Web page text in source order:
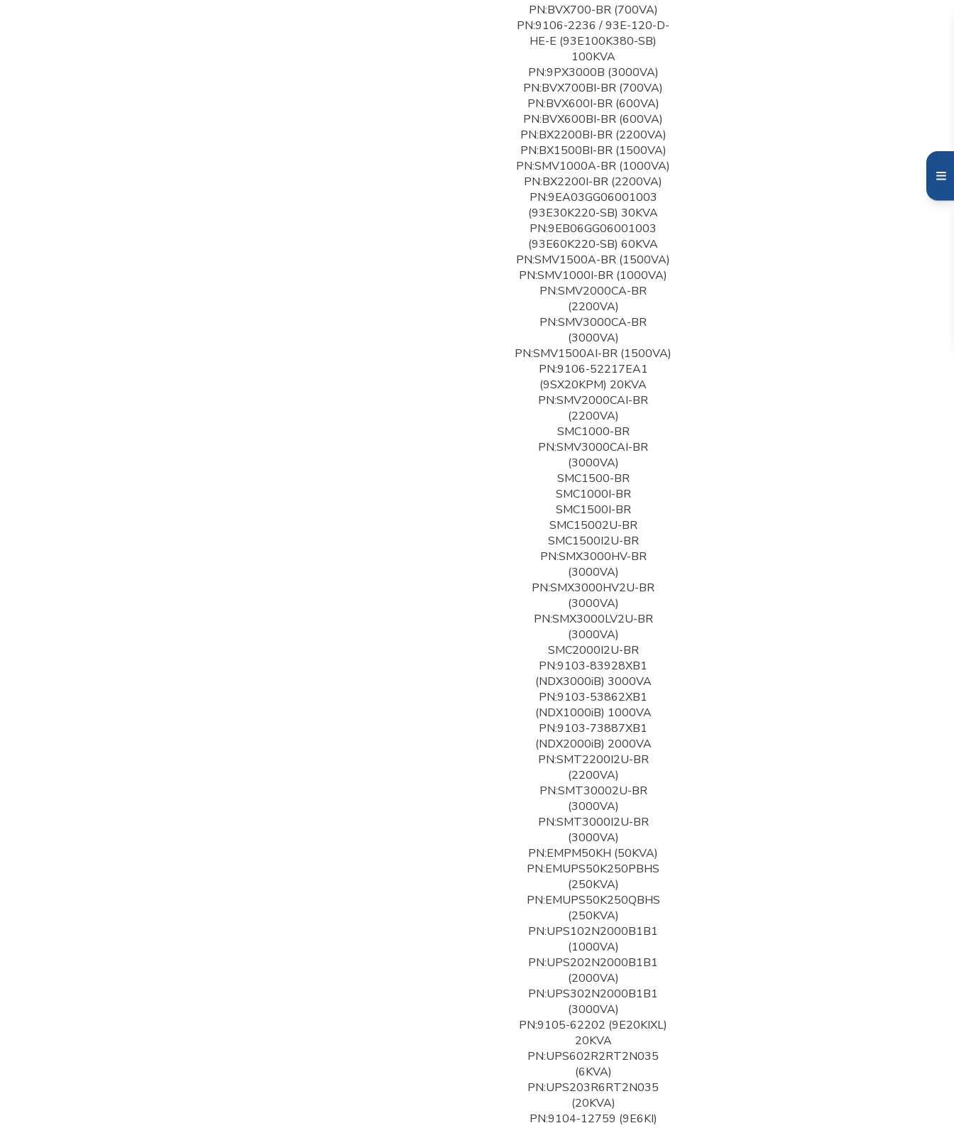
PN:BVX700-BR (700VA)
PN:9106-2236 / 93E-120-D-
HE-E (93E100K380-SB)
100KVA
PN:9PX3000B (3000VA)
PN:BVX700BI-BR (700VA)
PN:BVX600I-BR (600VA)
PN:BVX600BI-BR (600VA)
PN:BX2200BI-BR (2200VA)
PN:BX1500BI-BR (1500VA)
PN:SMV1000A-BR (1000VA)
PN:BX2200I-BR (2200VA)
PN:9EA03GG06001003
(93E30K220-SB) 30KVA
PN:9EB06GG06001003
(93E60K220-SB) 60KVA
PN:SMV1500A-BR (1500VA)
PN:SMV1000I-BR (1000VA)
PN:SMV2000CA-BR
(2200VA)
PN:SMV3000CA-BR
(3000VA)
PN:SMV1500AI-BR (1500VA)
PN:9106-52217EA1
(9SX20KPM) 20KVA
PN:SMV2000CAI-BR
(2200VA)
SMC1000-BR
PN:SMV3000CAI-BR
(3000VA)
SMC1500-BR
SMC1000I-BR
SMC1500I-BR
SMC15002U-BR
SMC1500I2U-BR
PN:SMX3000HV-BR
(3000VA)
PN:SMX3000HV2U-BR
(3000VA)
PN:SMX3000LV2U-BR
(3000VA)
SMC2000I2U-BR
PN:9103-83928XB1
(NDX3000iB) 3000VA
PN:9103-53862XB1
(NDX1000iB) 1000VA
PN:9103-73887XB1
(NDX2000iB) 2000VA
PN:SMT2200I2U-BR
(2200VA)
PN:SMT30002U-BR
(3000VA)
PN:SMT3000I2U-BR
(3000VA)
PN:EMPM50KH (50KVA)
PN:EMUPS50K250PBHS
(250KVA)
PN:EMUPS50K250QBHS
(250KVA)
PN:UPS102N2000B1B1
(1000VA)
PN:UPS202N2000B1B1
(2000VA)
PN:UPS302N2000B1B1
(3000VA)
PN:9105-62202 (9E20KIXL)
20KVA
PN:UPS602R2RT2N035
(6KVA)
PN:UPS203R6RT2N035
(20KVA)
PN:9104-12759 (9E6KI)